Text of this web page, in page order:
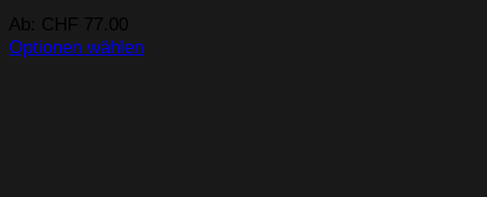
Ab: CHF 77.00
Optionen wählen